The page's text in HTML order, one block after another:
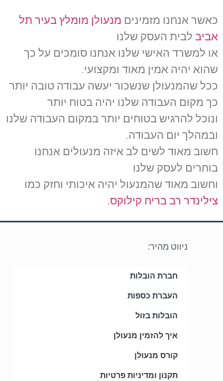
כאשר אנחנו מזמינים מנעולן מומלץ בעיר תל
אביב לבית העסק שלנו
או למשרד האישי שלנו אנחנו סומכים על כך
שהוא יהיה אמין מאוד ומקצועי.
ככל שהמנעולן שנשכור יעשה עבודה טובה יותר
כך מקום העבודה שלנו יהיה בטוח יותר
ונוכל להרגיש בטוחים יותר במקום העבודה שלנו
ובמהלך יום העבודה.
חשוב מאוד לשים לב איזה מנעולים אנחנו
בוחרים לעסק שלנו
וחשוב מאוד שהמנעול יהיה איכותי וחזק כמו
צילינדר רב בריח קילוקס.
ניווט מהיר:
חברת הובלות
העברת כספות
הובלות בזול
איך להזמין מנעולן
קורס מנעולן
תקנון ומדיניות פרטיות